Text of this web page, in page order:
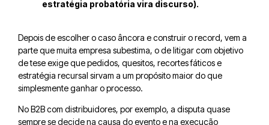
estratégia probatória vira discurso).
Depois de escolher o caso âncora e construir o record, vem a
parte que muita empresa subestima, o de litigar com objetivo
de tese exige que pedidos, quesitos, recortes fáticos e
estratégia recursal sirvam a um propósito maior do que
simplesmente ganhar o processo.
No B2B com distribuidores, por exemplo, a disputa quase
sempre se decide na causa do evento e na execução